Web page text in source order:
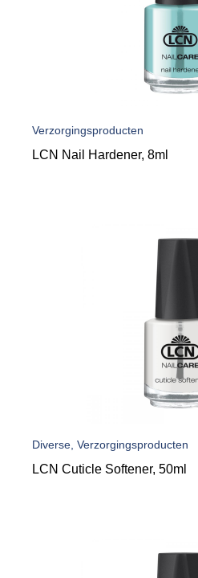
Verzorgingsproducten
LCN Nail Hardener, 8ml
Diverse, Verzorgingsproducten
LCN Cuticle Softener, 50ml